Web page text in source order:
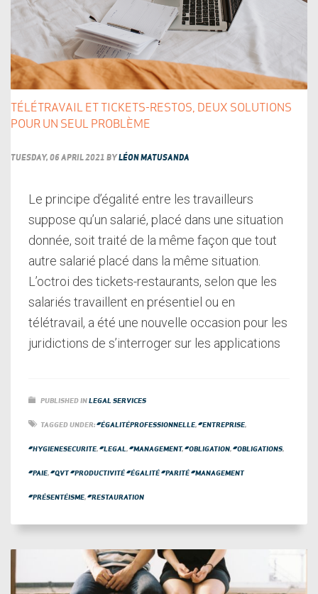
TÉLÉTRAVAIL ET TICKETS-RESTOS, DEUX SOLUTIONS
POUR UN SEUL PROBLÈME
TUESDAY, 06 APRIL 2021 BY LÉON MATUSANDA
Le principe d’égalité entre les travailleurs
suppose qu’un salarié, placé dans une situation
donnée, soit traité de la même façon que tout
autre salarié placé dans la même situation.
L’octroi des tickets-restaurants, selon que les
salariés travaillent en présentiel ou en
télétravail, a été une nouvelle occasion pour les
juridictions de s’interroger sur les applications
PUBLISHED INLEGAL SERVICES
TAGGED UNDER:#ÉGALITÉPROFESSIONNELLE,#ENTREPRISE,
#HYGIENESECURITE,#LEGAL,#MANAGEMENT,#OBLIGATION,#OBLIGATIONS,
#PAIE,#QVT #PRODUCTIVITÉ #ÉGALITÉ #PARITÉ #MANAGEMENT
#PRÉSENTÉISME,#RESTAURATION